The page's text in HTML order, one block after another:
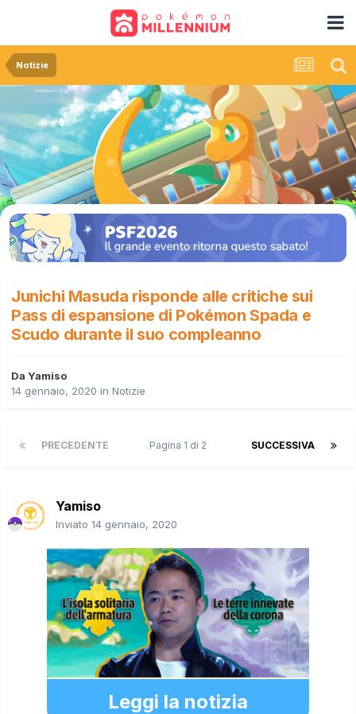
Notizie
Junichi Masuda risponde alle critiche sui
Pass di espansione di Pokémon Spada e
Scudo durante il suo compleanno
Da Yamiso
14 gennaio, 2020 in Notizie
PRECEDENTE SUCCESSIVA
Pagina 1 di 2
Yamiso
Inviato 14 gennaio, 2020
Leggi la notizia